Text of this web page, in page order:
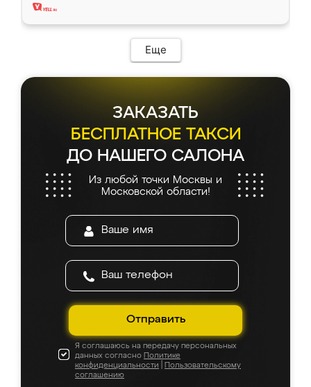
Еще
ЗАКАЗАТЬ
БЕСПЛАТНОЕ ТАКСИ
ДО НАШЕГО САЛОНА
Из любой точки Москвы и
Московской области!
Отправить
Я соглашаюсь на передачу персональных
данных согласно Политике
конфиденциальности
Пользовательскому
соглашению